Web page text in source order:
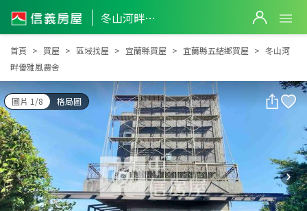
冬山河畔優雅風農舍
冬山河畔優雅風農舍
首頁 買屋 區域找屋 宜蘭縣買屋 宜蘭縣五結鄉買屋
冬山河
畔優雅風農舍
圖片 1/8 格局圖